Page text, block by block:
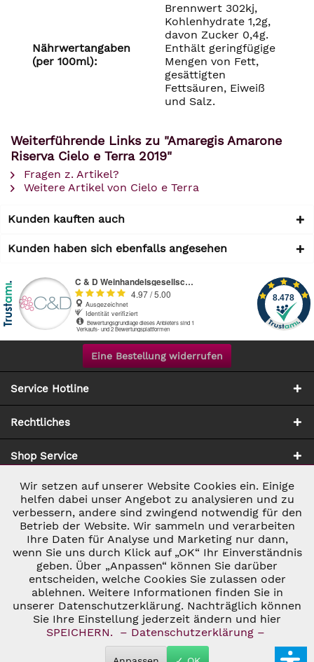
Nährwertangaben
(per 100ml):
Brennwert 302kj,
Kohlenhydrate 1,2g,
davon Zucker 0,4g.
Enthält geringfügige
Mengen von Fett,
gesättigten
Fettsäuren, Eiweiß
und Salz.
Weiterführende Links zu "Amaregis Amarone
Riserva Cielo e Terra 2019"
Fragen z. Artikel?
Weitere Artikel von Cielo e Terra
Kunden kauften auch
Kunden haben sich ebenfalls angesehen
Eine Bestellung widerrufen
Service Hotline
Rechtliches
Shop Service
Zahlung & Versand
* ALLE PREISE INKL. GESETZL. UMSATZSTEUER ZZGL.
VERSANDKOSTEN UND GGF. NACHNAHMEGEBÜHREN, WENN NICHT
ANDERS BESCHRIEBEN
© 2026 C&D WEINHANDEL - ALL RIGHTS RESERVED. THEME BY
THEMEWARE®
Notwendig Aktiv
Marketing Inaktiv
Tracking Inaktiv
Personalisierung Inaktiv
Wir setzen auf unserer Website Cookies ein. Einige
helfen dabei unser Angebot zu analysieren und zu
verbessern, andere sind zwingend notwendig für den
Betrieb der Website. Wir sammeln und verarbeiten
Ihre Daten für Analyse und Marketing nur dann,
wenn Sie uns durch Klick auf „OK“ Ihr Einverständnis
geben. Über „Anpassen“ können Sie darüber
entscheiden, welche Cookies Sie zulassen oder
ablehnen. Weitere Informationen finden Sie in
unserer Datenschutzerklärung. Nachträglich können
Sie Ihre Einstellung jederzeit ändern und hier
SPEICHERN.
– Datenschutzerklärung –